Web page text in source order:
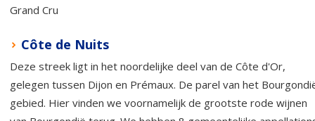
Grand Cru
Côte de Nuits
Deze streek ligt in het noordelijke deel van de Côte d'Or,
gelegen tussen Dijon en Prémaux. De parel van het
gebied. Hier vinden we voornamelijk de grootste rode wijnen